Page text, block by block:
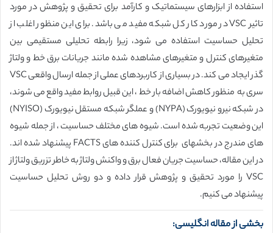
استفاده از ابزارهای سیستماتیک و کارآمد برای تحقیق و پژوهش در مورد
تاثیر VSC در مورد کار کل شبکه مفید می باشد. برای این منظور اغلب از
تحلیل حساسیت استفاده می شود، زیرا رابطه تحلیلی مستقیمی بین
متغیرهای کنترل و متغیرهای مشاهده شده مانند جریانات برق خط و ولتاژ
گذر ایجاد می کند. در بسیاری از کاربردهای عملی از جمله ارسال واقعی VSC
سری به منظور کاهش اضافه بار خط ، این قبیل روابط مفید واقع می شوند،
در شبکه نیرو نیویورک (NYPA) و عملگر شبکه مستقل نیویورک (NYISO)
این وضعیت تجربه شده است. شیوه های مختلف حساسیت ، از جمله شیوه
های مندرج در بخشهای برای کنترل کننده های FACTS پیشنهاد شده اند.
در این مقاله، حساسیت جریان فعال برق و واکنش ولتاژ به خاطر تزریق ولتاژ از
VSC را مورد تحقیق و پژوهش قرار داده و دو روش تحلیل حساسیت
پیشنهاد می کنیم.
بخشی از مقاله انگلیسی: